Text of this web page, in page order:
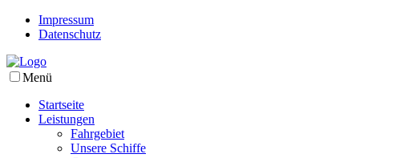
Impressum
Datenschutz
Menü
Startseite
Leistungen
Fahrgebiet
Unsere Schiffe